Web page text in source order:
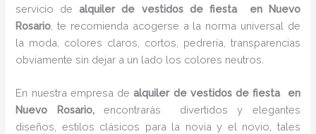
servicio dealquiler de vestidos de fiesta en Nuevo
Rosario , te recomienda acogerse a la norma universal de
la moda, colores claros, cortos, pedrería, transparencias
obviamente sin dejar a un lado los colores neutros.
En nuestra empresa dealquiler de vestidos de fiesta en
Nuevo Rosario,encontrarás
divertidos y elegantes
diseños, estilos clásicos para la novia y el novio, tales